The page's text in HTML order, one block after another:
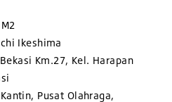
Ikeshima
Km.27, Kel. Harapan
Pusat Olahraga,